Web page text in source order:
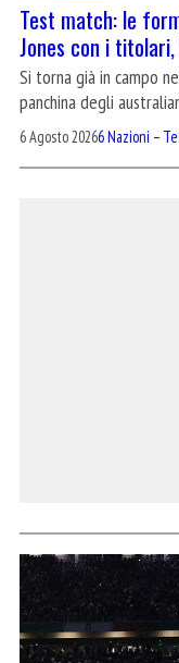
Test match: le
Jones con i
Si torna già in campo
panchina degli
6 Agosto 20266 Nazioni –